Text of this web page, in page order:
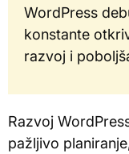
WordPress
konstante
razvoj i
Razvoj
pažljivo